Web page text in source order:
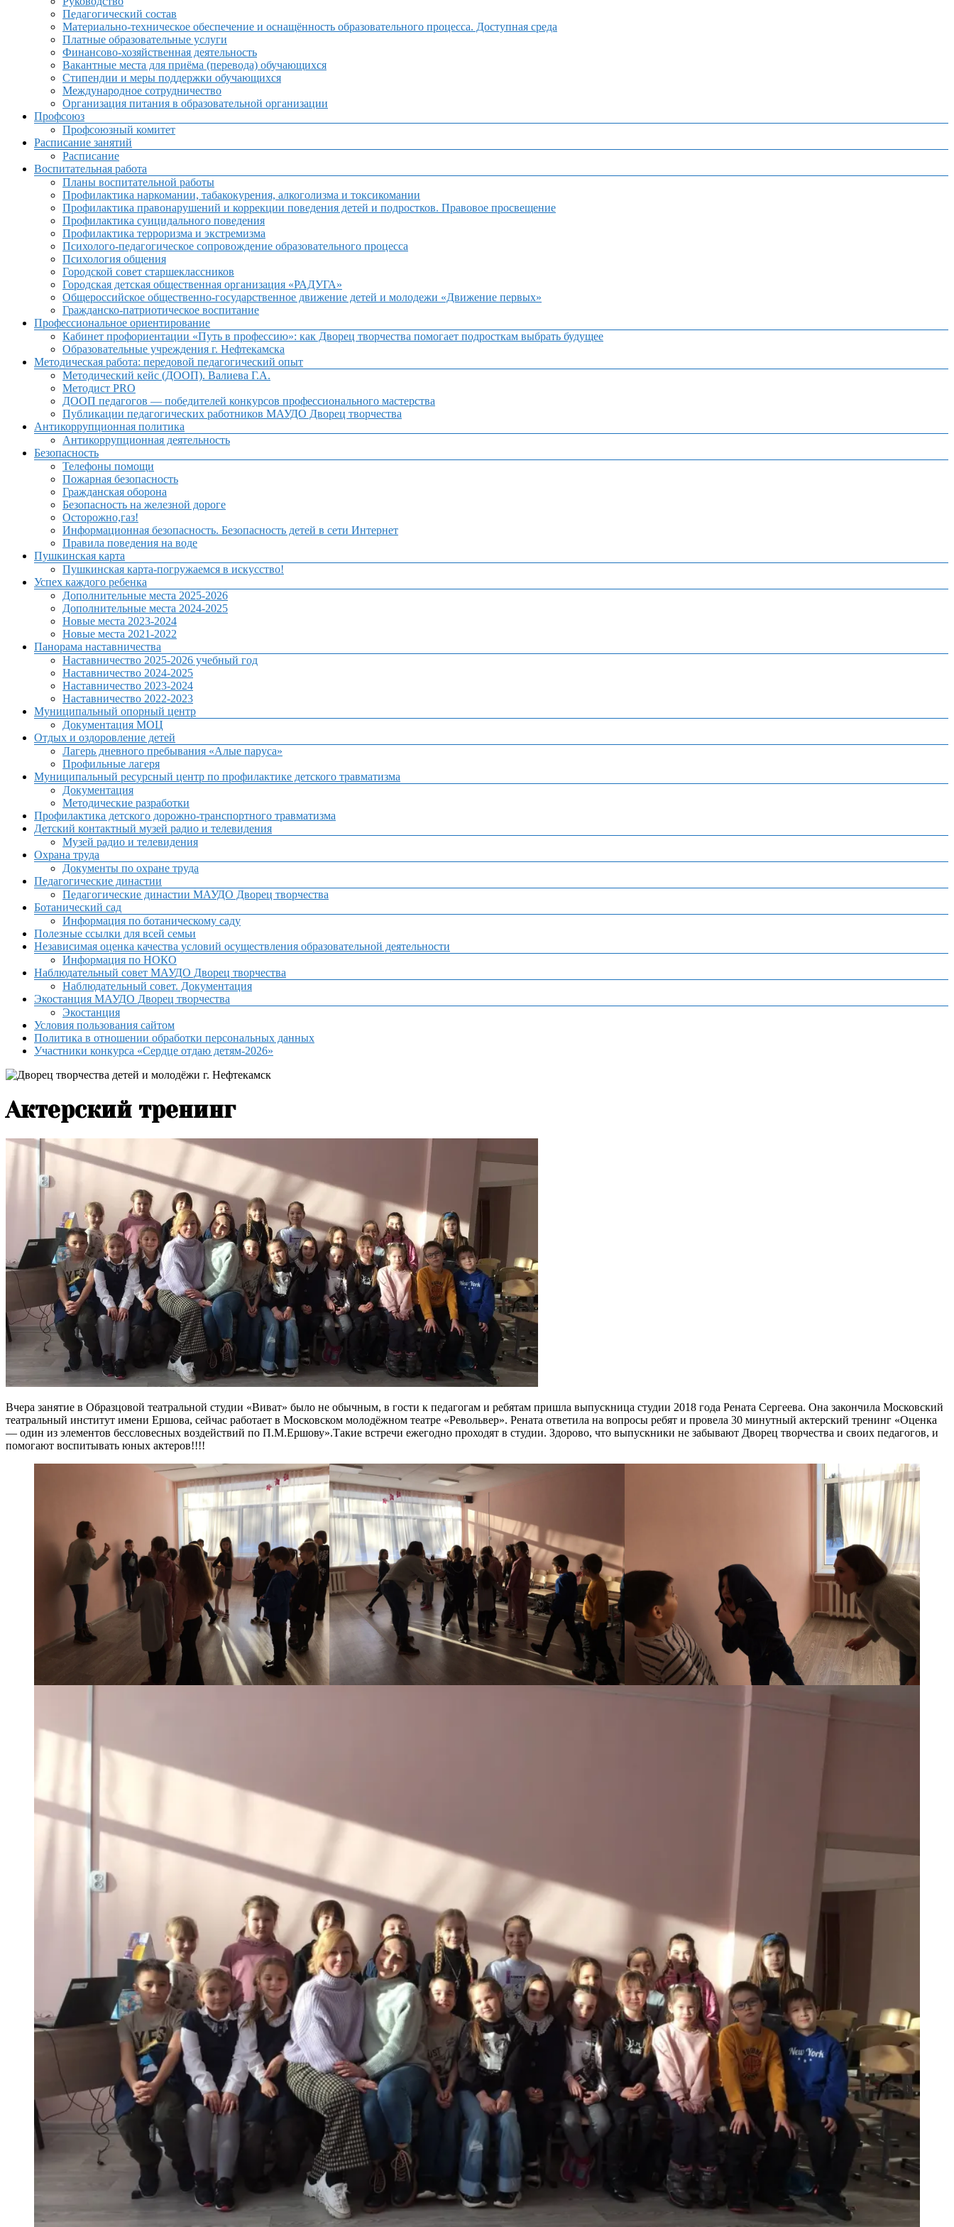
Педагогический состав
Материально-техническое обеспечение и оснащённость образовательного процесса. Доступная среда
Платные образовательные услуги
Финансово-хозяйственная деятельность
Вакантные места для приёма (перевода) обучающихся
Стипендии и меры поддержки обучающихся
Международное сотрудничество
Организация питания в образовательной организации
Профсоюз
Профсоюзный комитет
Расписание занятий
Расписание
Воспитательная работа
Планы воспитательной работы
Профилактика наркомании, табакокурения, алкоголизма и токсикомании
Профилактика правонарушений и коррекции поведения детей и подростков. Правовое просвещение
Профилактика суицидального поведения
Профилактика терроризма и экстремизма
Психолого-педагогическое сопровождение образовательного процесса
Психология общения
Городской совет старшеклассников
Городская детская общественная организация «РАДУГА»
Общероссийское общественно-государственное движение детей и молодежи «Движение первых»
Гражданско-патриотическое воспитание
Профессиональное ориентирование
Кабинет профориентации «Путь в профессию»: как Дворец творчества помогает подросткам выбрать будущее
Образовательные учреждения г. Нефтекамска
Методическая работа: передовой педагогический опыт
Методический кейс (ДООП). Валиева Г.А.
Методист PRO
ДООП педагогов — победителей конкурсов профессионального мастерства
Публикации педагогических работников МАУДО Дворец творчества
Антикоррупционная политика
Антикоррупционная деятельность
Безопасность
Телефоны помощи
Пожарная безопасность
Гражданская оборона
Безопасность на железной дороге
Осторожно,газ!
Информационная безопасность. Безопасность детей в сети Интернет
Правила поведения на воде
Пушкинская карта
Пушкинская карта-погружаемся в искусство!
Успех каждого ребенка
Дополнительные места 2025-2026
Дополнительные места 2024-2025
Новые места 2023-2024
Новые места 2021-2022
Панорама наставничества
Наставничество 2025-2026 учебный год
Наставничество 2024-2025
Наставничество 2023-2024
Наставничество 2022-2023
Муниципальный опорный центр
Документация МОЦ
Отдых и оздоровление детей
Лагерь дневного пребывания «Алые паруса»
Профильные лагеря
Муниципальный ресурсный центр по профилактике детского травматизма
Документация
Методические разработки
Профилактика детского дорожно-транспортного травматизма
Детский контактный музей радио и телевидения
Музей радио и телевидения
Охрана труда
Документы по охране труда
Педагогические династии
Педагогические династии МАУДО Дворец творчества
Ботанический сад
Информация по ботаническому саду
Полезные ссылки для всей семьи
Независимая оценка качества условий осуществления образовательной деятельности
Информация по НОКО
Наблюдательный совет МАУДО Дворец творчества
Наблюдательный совет. Документация
Экостанция МАУДО Дворец творчества
Экостанция
Условия пользования сайтом
Политика в отношении обработки персональных данных
Участники конкурса «Сердце отдаю детям-2026»
Актерский тренинг
Вчера занятие в Образцовой театральной студии «Виват» было не обычным, в гости к педагогам и ребятам пришла выпускница студии 2018 года Рената Сергеева. Она закончила Московский
театральный институт имени Ершова, сейчас работает в Московском молодёжном театре «Револьвер». Рената ответила на вопросы ребят и провела 30 минутный актерский тренинг «Оценка
— один из элементов бессловесных воздействий по П.М.Ершову».Такие встречи ежегодно проходят в студии. Здорово, что выпускники не забывают Дворец творчества и своих педагогов, и
помогают воспитывать юных актеров!!!!